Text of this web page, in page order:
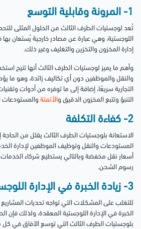
1- المرونة وقابلية التوسع
تُعد لوجستيات الطرف الثالث من الحلول المثلى
اللوجستية، وهي عبارة عن مصادر خارجية يُستعان
إدارة المخزون والتخزين والتغليف وغير ذلك.
وأهم ما يميز لوجستيات الطرف الثالث أنها تتيح
والنقل والموظفين دون أي تكاليف زائدة، وهو ما
التجارية سريعًا، إضافة إلى ما توفره من أدوات
التنبؤ وتتبع المخزون الدقيق والأتمتة والمستودعات
2- كفاءة التكلفة
الاستعانة بلوجستيات الطرف الثالث يقلل من
المستودعات والنقل وتوظيف الموظفين لإدارة
أسعار نقل مخفضة وبالتالي يستطيع شركاء
رسوم الشحن.
3- زيادة الخبرة في الإدارة اللوجستية
للتغلب على المشكلات التي تواجه تحديات المشاريع
الخبرة في الإدارة اللوجستية المعقدة، ولذلك فإن
بلوجستيات الطرف الثالث التي توسع الآفاق في كل